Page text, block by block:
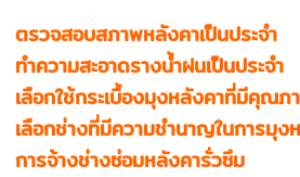
ตรวจสอบสภาพหลังคาเป็นประจำ
ทำความสะอาดรางน้ำฝนเป็นประจำ
เลือกใช้กระเบื้องมุงหลังคาที่มีคุณภ
เลือกช่างที่มีความชำนาญในการมุง
การจ้างช่างซ่อมหลังคารั่วซึม